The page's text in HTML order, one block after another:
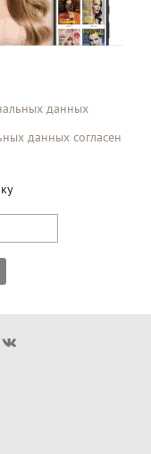
данных
данных согласен